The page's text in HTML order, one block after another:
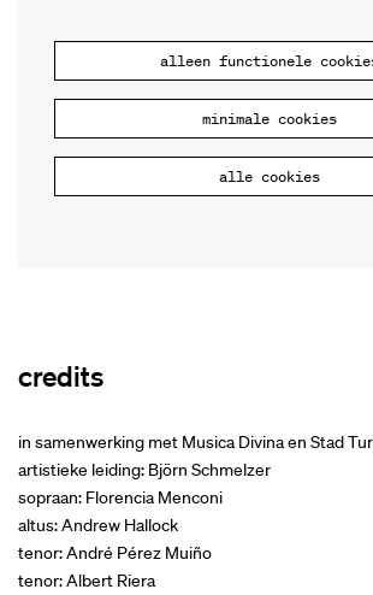
alleen functionele
minimale cookies
alle cookies
credits
in samenwerking met Musica Divina en Stad
artistieke leiding: Björn Schmelzer
sopraan: Florencia Menconi
altus: Andrew Hallock
tenor: André Pérez Muiño
tenor: Albert Riera